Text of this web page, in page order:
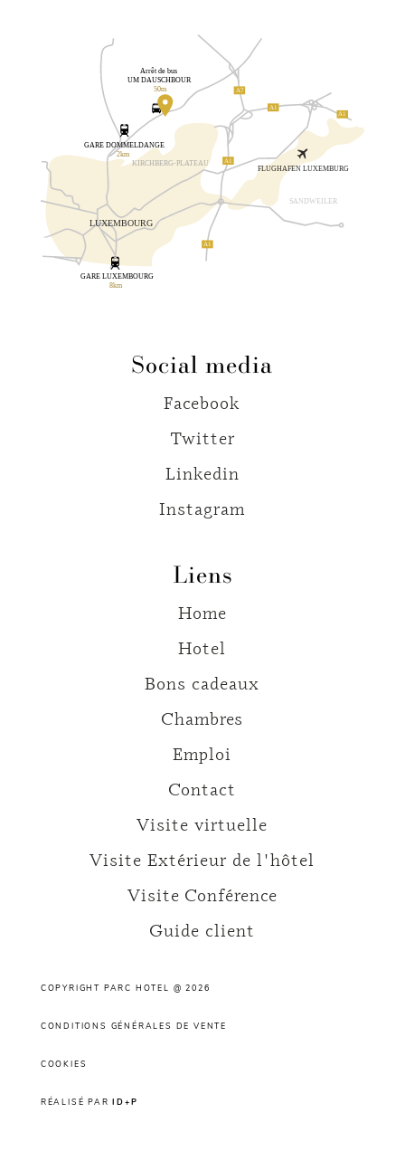
Social media
Facebook
Twitter
Linkedin
Instagram
Liens
Home
Hotel
Bons cadeaux
Chambres
Emploi
Contact
Visite virtuelle
Visite Extérieur de l'hôtel
Visite Conférence
Guide client
COPYRIGHT PARC HOTEL @ 2026
CONDITIONS GÉNÉRALES DE VENTE
COOKIES
RÉALISÉ PAR ID+P